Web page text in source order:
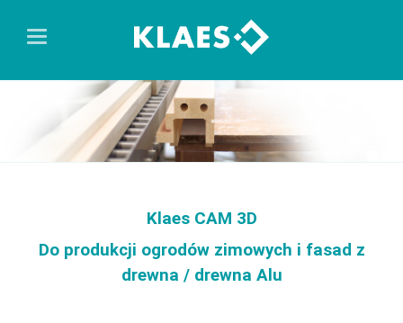
Klaes CAM 3D
Do produkcji ogrodów zimowych i fasad z
drewna / drewna Alu